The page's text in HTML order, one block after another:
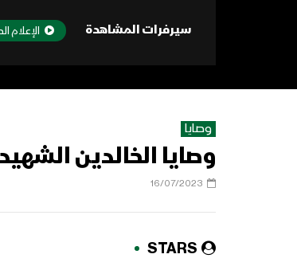
سيرفرات المشاهدة الإعلام
وصايا
وصايا الخالدين
16/07/2023
STARS